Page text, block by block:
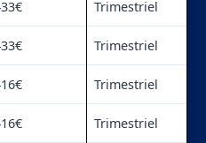
Trimestriel
Trimestriel
Trimestriel
Trimestriel